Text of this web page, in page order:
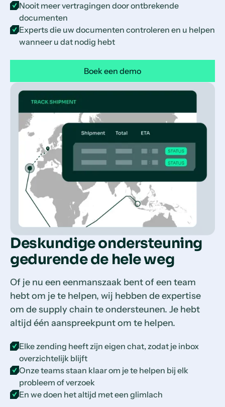
Nooit meer vertragingen door ontbrekende
documenten
Experts die uw documenten controleren en u helpen
wanneer u dat nodig hebt
Boek een demo
Deskundige ondersteuning
gedurende de hele weg
Of je nu een eenmanszaak bent of een team
hebt om je te helpen, wij hebben de expertise
om de supply chain te ondersteunen. Je hebt
altijd één aanspreekpunt om te helpen.
Elke zending heeft zijn eigen chat, zodat je inbox
overzichtelijk blijft
Onze teams staan klaar om je te helpen bij elk
probleem of verzoek
En we doen het altijd met een glimlach